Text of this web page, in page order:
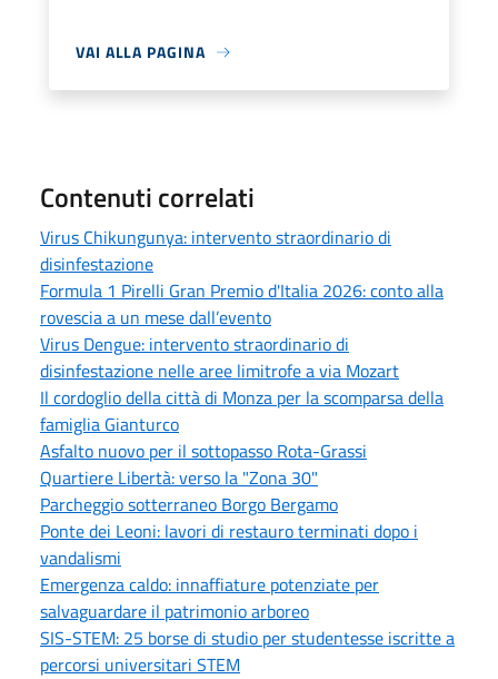
VAI ALLA PAGINA
Contenuti correlati
Virus Chikungunya: intervento straordinario di
disinfestazione
Formula 1 Pirelli Gran Premio d'Italia 2026: conto alla
rovescia a un mese dall’evento
Virus Dengue: intervento straordinario di
disinfestazione nelle aree limitrofe a via Mozart
Il cordoglio della città di Monza per la scomparsa della
famiglia Gianturco
Asfalto nuovo per il sottopasso Rota-Grassi
Quartiere Libertà: verso la "Zona 30"
Parcheggio sotterraneo Borgo Bergamo
Ponte dei Leoni: lavori di restauro terminati dopo i
vandalismi
Emergenza caldo: innaffiature potenziate per
salvaguardare il patrimonio arboreo
SIS-STEM: 25 borse di studio per studentesse iscritte a
percorsi universitari STEM